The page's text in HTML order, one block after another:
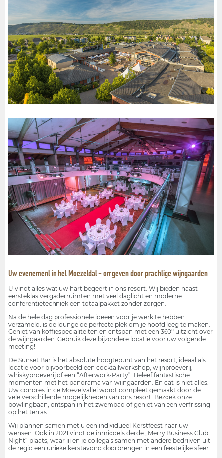
Uw evenement in het Moezeldal - omgeven door prachtige wijngaarden
U vindt alles wat uw hart begeert in ons resort. Wij bieden naast
eersteklas vergaderruimten met veel daglicht en moderne
conferentietechniek een totaalpakket zonder zorgen.
Na de hele dag professionele ideeën voor je werk te hebben
verzameld, is de lounge de perfecte plek om je hoofd leeg te maken.
Geniet van koffiespecialiteiten en ontspan met een 360° uitzicht over
de wijngaarden. Gebruik deze bijzondere locatie voor uw volgende
meeting!
De Sunset Bar is het absolute hoogtepunt van het resort, ideaal als
locatie voor bijvoorbeeld een cocktailworkshop, wijnproeverij,
whiskyproeverij of een “Afterwork-Party”. Beleef fantastische
momenten met het panorama van wijngaarden. En dat is niet alles.
Uw congres in de Moezelvallei wordt compleet gemaakt door de
vele verschillende mogelijkheden van ons resort. Bezoek onze
bowlingbaan, ontspan in het zwembad of geniet van een verfrissing
op het terras.
Wij plannen samen met u een individueel Kerstfeest naar uw
wensen. Ook in 2021 vindt de inmiddels derde „Merry Business Club
Night“ plaats, waar jij en je collega’s samen met andere bedrijven uit
de regio een unieke kerstavond doorbrengen in een feestelijke sfeer.